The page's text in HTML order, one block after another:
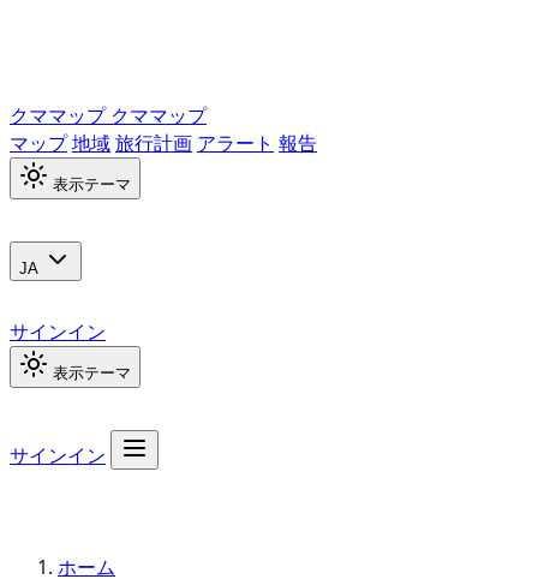
クママップ クママップ
マップ地域旅行計画 アラート 報告
表示テーマ
JA
サインイン
表示テーマ
サインイン
ホーム